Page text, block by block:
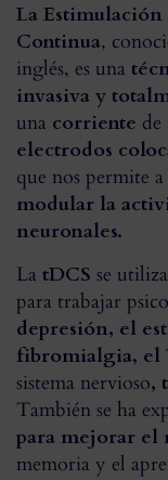
La
Continua,
inglés, es una
invasiva y
una corriente de
electrodos
que nos permite
modular la
neuronales.
La tDCS se
para trabajar
depresión, el
fibromialgia, el
sistema nervioso,
También se ha
para mejorar
memoria y el